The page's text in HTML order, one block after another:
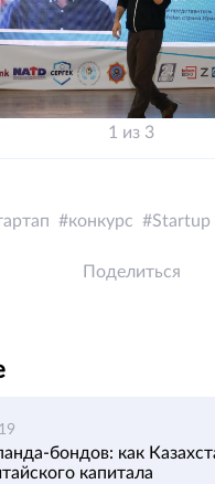
1 из 3
конкурс Startup
Поделиться
бондов: как
капитала